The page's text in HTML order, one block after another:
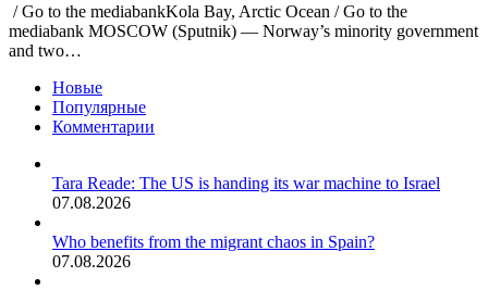
/ Go to the mediabankKola Bay, Arctic Ocean / Go to the
mediabank MOSCOW (Sputnik) — Norway’s minority government
and two…
Новые
Популярные
Комментарии
Tara Reade: The US is handing its war machine to Israel
07.08.2026
Who benefits from the migrant chaos in Spain?
07.08.2026